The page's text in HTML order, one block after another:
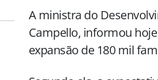
A ministra do
Campello, informou
expansão de 180 mil